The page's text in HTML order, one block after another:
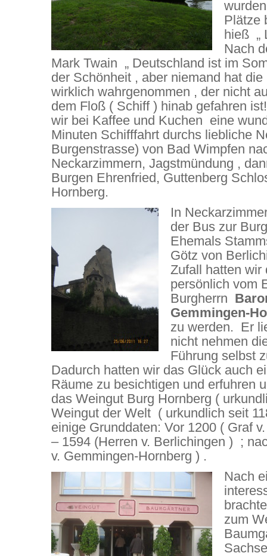
Plätze
hieß „
Nach
Mark Twain „ Deutschland ist im
der Schönheit , aber niemand hat
wirklich wahrgenommen , der nicht
dem Floß ( Schiff ) hinab gefahren
wir bei Kaffee und Kuchen eine
Minuten Schifffahrt durchs liebliche
Burgenstrasse) von Bad Wimpfen
Neckarzimmern, Jagstmündung ,
Burgen Ehrenfried, Guttenberg
Hornberg.
In
der Bus zur
Ehemals
Götz von
Zufall hatten wir
persönlich vom
Burgherrn
Gemmingen-
zu werden. Er
nicht nehmen
Führung selbst
Dadurch hatten wir das Glück auch
Räume zu besichtigen und erfuhren
das Weingut Burg Hornberg (
Weingut der Welt ( urkundlich seit
einige Grunddaten: Vor 1200 ( Graf
– 1594 (Herren v. Berlichingen ) ;
v. Gemmingen-Hornberg ) .
Nach
zum